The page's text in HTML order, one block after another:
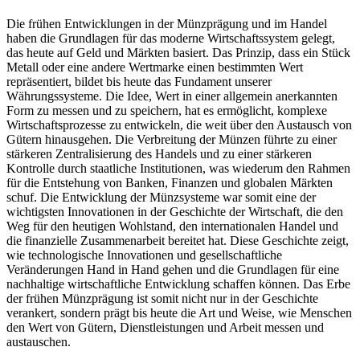
Die frühen Entwicklungen in der Münzprägung und im Handel
haben die Grundlagen für das moderne Wirtschaftssystem gelegt,
das heute auf Geld und Märkten basiert. Das Prinzip, dass ein Stück
Metall oder eine andere Wertmarke einen bestimmten Wert
repräsentiert, bildet bis heute das Fundament unserer
Währungssysteme. Die Idee, Wert in einer allgemein anerkannten
Form zu messen und zu speichern, hat es ermöglicht, komplexe
Wirtschaftsprozesse zu entwickeln, die weit über den Austausch von
Gütern hinausgehen. Die Verbreitung der Münzen führte zu einer
stärkeren Zentralisierung des Handels und zu einer stärkeren
Kontrolle durch staatliche Institutionen, was wiederum den Rahmen
für die Entstehung von Banken, Finanzen und globalen Märkten
schuf. Die Entwicklung der Münzsysteme war somit eine der
wichtigsten Innovationen in der Geschichte der Wirtschaft, die den
Weg für den heutigen Wohlstand, den internationalen Handel und
die finanzielle Zusammenarbeit bereitet hat. Diese Geschichte zeigt,
wie technologische Innovationen und gesellschaftliche
Veränderungen Hand in Hand gehen und die Grundlagen für eine
nachhaltige wirtschaftliche Entwicklung schaffen können. Das Erbe
der frühen Münzprägung ist somit nicht nur in der Geschichte
verankert, sondern prägt bis heute die Art und Weise, wie Menschen
den Wert von Gütern, Dienstleistungen und Arbeit messen und
austauschen.